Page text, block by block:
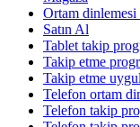
Ortam dinlemesi
Satın Al
Tablet takip
Takip etme
Takip etme
Telefon ortam
Telefon takip